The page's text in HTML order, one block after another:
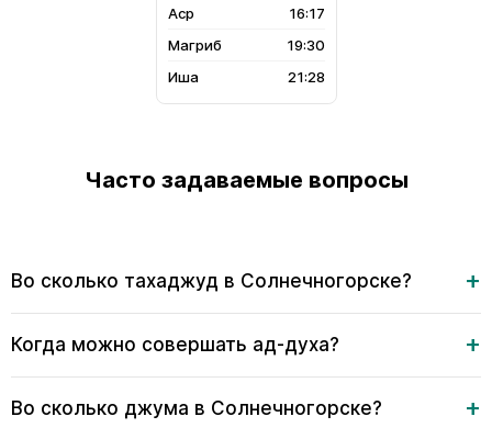
16:17
19:30
21:28
Часто задаваемые вопросы
Во сколько тахаджуд в Солнечногорске?
Когда можно совершать ад-духа?
Во сколько джума в Солнечногорске?